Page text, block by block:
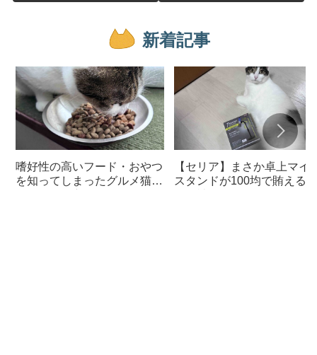
新着記事
嗜好性の高いフード・おやつ
を知ってしまったグルメ猫の
【セリア】まさか卓上マイ
スタンドが100均で賄えるな